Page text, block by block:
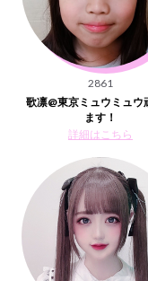
2861
歌凛@東京ミュウミュウ
ます！
詳細はこちら